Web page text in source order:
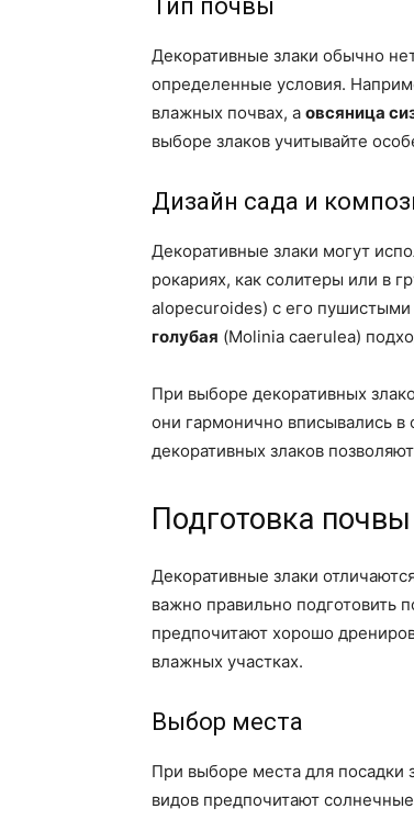
Тип почвы
Декоративные злаки обычно
определенные условия.
влажных почвах, а овсяница
выборе злаков учитывайте
Дизайн сада и
Декоративные злаки могут
рокариях, как солитеры или в
alopecuroides) с его пушистыми
голубая (Molinia caerulea)
При выборе декоративных
они гармонично вписывались
декоративных злаков
Подготовка
Декоративные злаки
важно правильно подготовить
предпочитают хорошо
влажных участках.
Выбор места
При выборе места для посадки
видов предпочитают